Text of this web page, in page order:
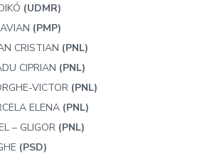
(UDMR)
(PMP)
CRISTIAN (PNL)
CIPRIAN (PNL)
VICTOR (PNL)
ELENA (PNL)
– GLIGOR (PNL)
(PSD)